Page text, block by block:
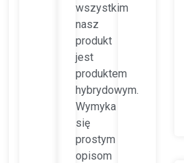
wszystkim
nasz
produkt
jest
produktem
hybrydowym.
Wymyka
się
prostym
opisom